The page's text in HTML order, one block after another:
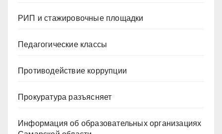
РИП и стажировочные площадки
Педагогические классы
Противодействие коррупции
Прокуратура разъясняет
Информация об образовательных организациях